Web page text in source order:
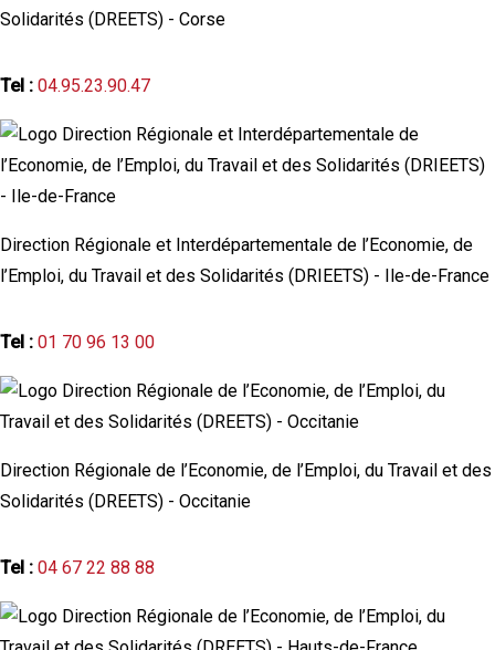
Solidarités (DREETS) - Corse
Tel : 04.95.23.90.47
Direction Régionale et Interdépartementale de l’Economie, de
l’Emploi, du Travail et des Solidarités (DRIEETS) - Ile-de-France
Tel : 01 70 96 13 00
Direction Régionale de l’Economie, de l’Emploi, du Travail et des
Solidarités (DREETS) - Occitanie
Tel : 04 67 22 88 88